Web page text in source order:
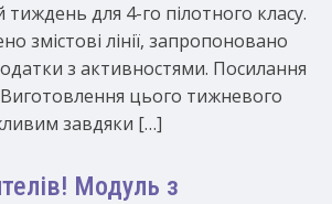
тиждень для 4-го пілотного класу.
змістові лінії, запропоновано
з активностями. Посилання
цього тижневого
завдяки […]
Модуль з